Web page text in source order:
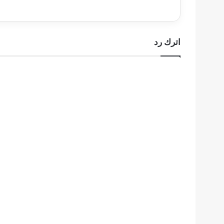
ذلك
اترك رد